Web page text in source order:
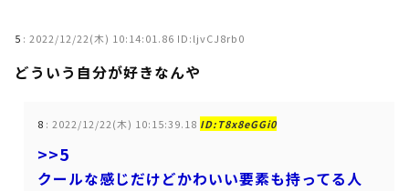
5 : 2022/12/22(木) 10:14:01.86 ID:ljvCJ8rb0
どういう自分が好きなんや
8 : 2022/12/22(木) 10:15:39.18 ID:T8x8eGGi0
>>5
クールな感じだけどかわいい要素も持ってる人